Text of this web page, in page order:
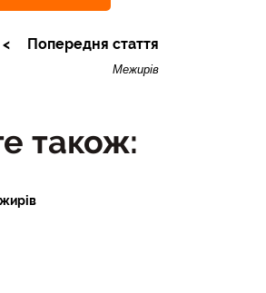
Попередня стаття
Межирів
також: